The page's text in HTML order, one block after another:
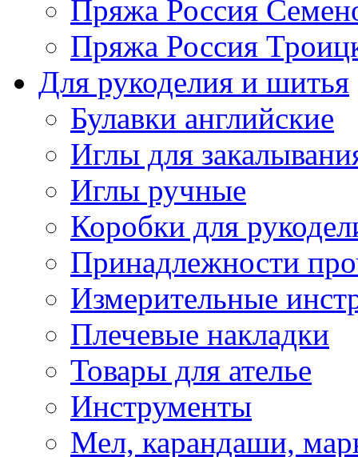
Пряжа Россия
Пряжа Россия
Для рукоделия и шитья
Булавки английские
Иглы для
Иглы ручные
Коробки для
Принадлежности
Измерительные
Плечевые накладки
Товары для ателье
Инструменты
Мел, карандаши,